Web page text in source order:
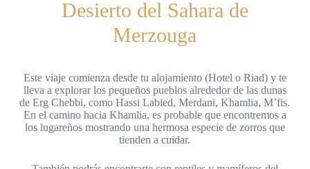
Desierto del Sahara de
Merzouga
Este viaje comienza desde tu alojamiento (Hotel o Riad) y te
lleva a explorar los pequeños pueblos alrededor de las dunas
de Erg Chebbi, como Hassi Labied, Merdani, Khamlia, M’fis.
En el camino hacia Khamlia, es probable que encontremos a
los lugareños mostrando una hermosa especie de zorros que
tienden a cuidar.